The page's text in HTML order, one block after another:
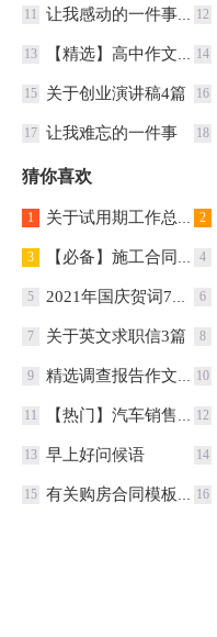
11 让我感动的一件事作文600字 12
13 【精选】高中作文汇总9篇 14
15 关于创业演讲稿4篇 16
17 让我难忘的一件事 18
猜你喜欢
1 关于试用期工作总结锦集七篇 2
3 【必备】施工合同集锦9篇 4
5 2021年国庆贺词75条 6
7 关于英文求职信3篇 8
9 精选调查报告作文3篇 10
11 【热门】汽车销售合同3篇 12
13 早上好问候语 14
15 有关购房合同模板集合八篇 16